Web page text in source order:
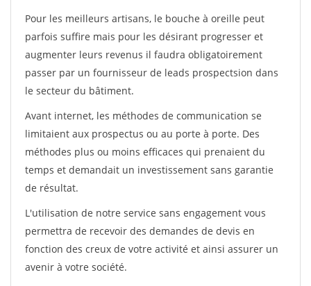
Pour les meilleurs artisans, le bouche à oreille peut
parfois suffire mais pour les désirant progresser et
augmenter leurs revenus il faudra obligatoirement
passer par un fournisseur de leads prospectsion dans
le secteur du bâtiment.
Avant internet, les méthodes de communication se
limitaient aux prospectus ou au porte à porte. Des
méthodes plus ou moins efficaces qui prenaient du
temps et demandait un investissement sans garantie
de résultat.
L'utilisation de notre service sans engagement vous
permettra de recevoir des demandes de devis en
fonction des creux de votre activité et ainsi assurer un
avenir à votre société.